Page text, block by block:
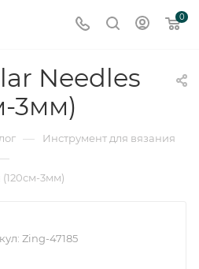
0
Needles
3мм)
— Инструмент для вязания
3мм)
Zing-47185